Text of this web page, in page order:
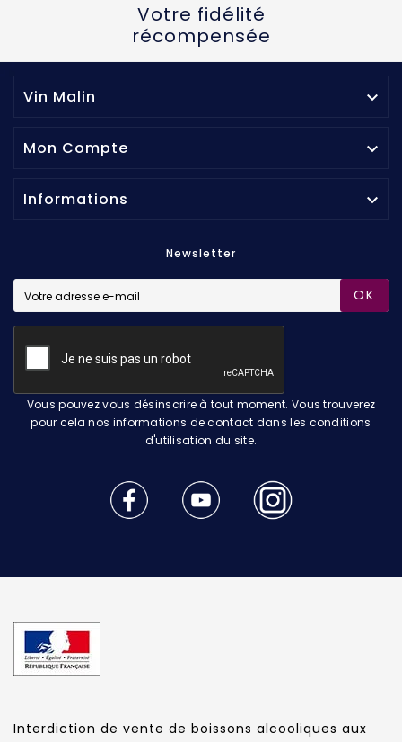
Votre fidélité
récompensée
Vin Malin 
Mon Compte 
Informations 
Newsletter
OK
Vous pouvez vous désinscrire à tout moment. Vous trouverez
pour cela nos informations de contact dans les conditions
d'utilisation du site.
Interdiction de vente de boissons alcooliques aux